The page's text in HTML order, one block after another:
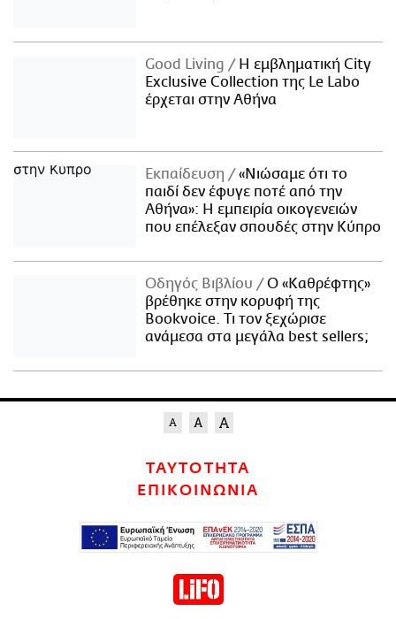
Good Living
Η εμβληματική City
Exclusive Collection της Le Labo
έρχεται στην Αθήνα
Εκπαίδευση
«Νιώσαμε ότι το
παιδί δεν έφυγε ποτέ από την
Αθήνα»: Η εμπειρία οικογενειών
που επέλεξαν σπουδές στην Κύπρο
Οδηγός Βιβλίου
Ο «Καθρέφτης»
βρέθηκε στην κορυφή της
Bookvoice. Τι τον ξεχώρισε
ανάμεσα στα μεγάλα best sellers;
ΤΑΥΤΟΤΗΤΑ
ΕΠΙΚΟΙΝΩΝΙΑ